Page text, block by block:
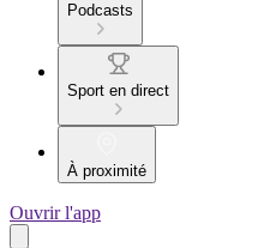
Podcasts
Sport en direct
À proximité
Ouvrir l'app